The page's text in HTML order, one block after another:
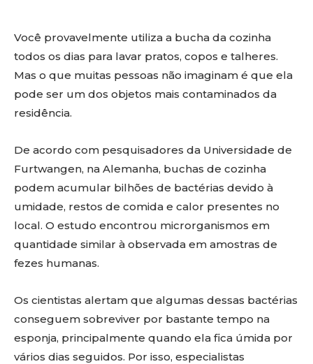
Você provavelmente utiliza a bucha da cozinha
todos os dias para lavar pratos, copos e talheres.
Mas o que muitas pessoas não imaginam é que ela
pode ser um dos objetos mais contaminados da
residência.
De acordo com pesquisadores da Universidade de
Furtwangen, na Alemanha, buchas de cozinha
podem acumular bilhões de bactérias devido à
umidade, restos de comida e calor presentes no
local. O estudo encontrou microrganismos em
quantidade similar à observada em amostras de
fezes humanas.
Os cientistas alertam que algumas dessas bactérias
conseguem sobreviver por bastante tempo na
esponja, principalmente quando ela fica úmida por
vários dias seguidos. Por isso, especialistas